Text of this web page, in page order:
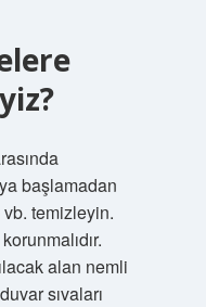
başlamadan
temizleyin.
alan nemli
sıvaları